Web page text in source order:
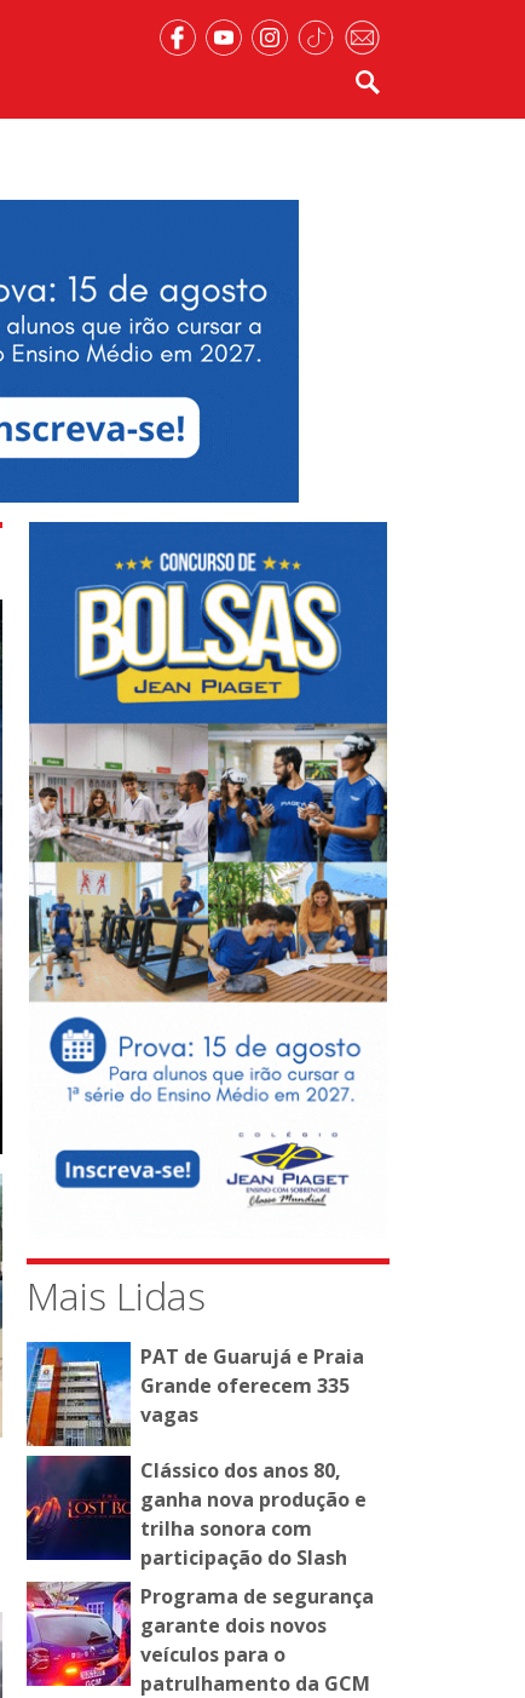
Mais Lidas
PAT de Guarujá e Praia
Grande oferecem 335
vagas
Clássico dos anos 80,
ganha nova produção e
trilha sonora com
participação do Slash
Programa de segurança
garante dois novos
veículos para o
patrulhamento da GCM